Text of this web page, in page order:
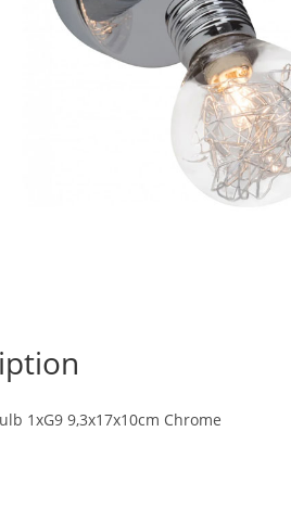
1xG9 9,3x17x10cm Chrome